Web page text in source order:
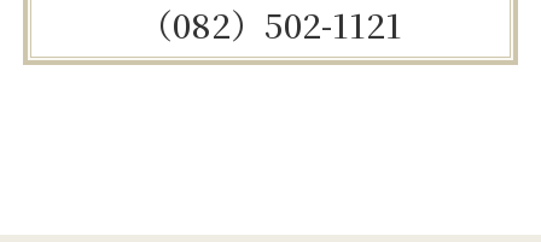
（082）502-1121